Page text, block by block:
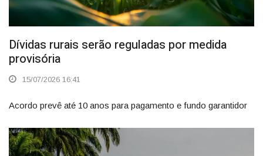
Dívidas rurais serão reguladas por medida
provisória
15/07/2026 16:41
Acordo prevê até 10 anos para pagamento e fundo garantidor